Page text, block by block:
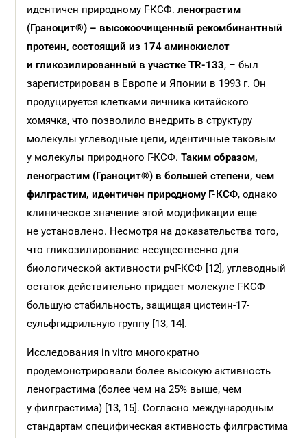
идентичен природному Г-КСФ.ленограстим
(Граноцит®) – высокоочищенный рекомбинантный
протеин, состоящий из 174 аминокислот
и гликозилированный в участке TR-133, – был
зарегистрирован в Европе и Японии в 1993 г. Он
продуцируется клетками яичника китайского
хомячка, что позволило внедрить в структуру
молекулы углеводные цепи, идентичные таковым
у молекулы природного Г-КСФ.Таким образом,
ленограстим (Граноцит®) в большей степени, чем
филграстим, идентичен природному Г-КСФ, однако
клиническое значение этой модификации еще
не установлено. Несмотря на доказательства того,
что гликозилирование несущественно для
биологической активности рчГ-КСФ [12], углеводный
остаток действительно придает молекуле Г-КСФ
большую стабильность, защищая цистеин-17-
сульфгидрильную группу [13, 14].
Исследования in vitro многократно
продемонстрировали более высокую активность
ленограстима (более чем на 25% выше, чем
у филграстима) [13, 15]. Согласно международным
стандартам спе­цифическая активность филграстима